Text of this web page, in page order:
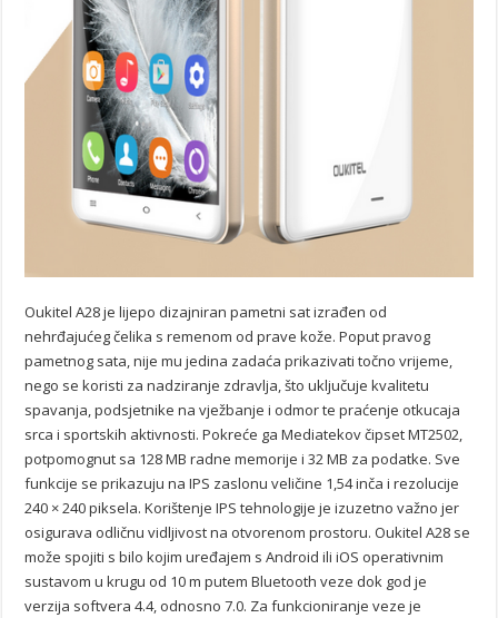
Oukitel A28 je lijepo dizajniran pametni sat izrađen od
nehrđajućeg čelika s remenom od prave kože. Poput pravog
pametnog sata, nije mu jedina zadaća prikazivati točno vrijeme,
nego se koristi za nadziranje zdravlja, što uključuje kvalitetu
spavanja, podsjetnike na vježbanje i odmor te praćenje otkucaja
srca i sportskih aktivnosti. Pokreće ga Mediatekov čipset MT2502,
potpomognut sa 128 MB radne memorije i 32 MB za podatke. Sve
funkcije se prikazuju na IPS zaslonu veličine 1,54 inča i rezolucije
240 × 240 piksela. Korištenje IPS tehnologije je izuzetno važno jer
osigurava odličnu vidljivost na otvorenom prostoru. Oukitel A28 se
može spojiti s bilo kojim uređajem s Android ili iOS operativnim
sustavom u krugu od 10 m putem Bluetooth veze dok god je
verzija softvera 4.4, odnosno 7.0. Za funkcioniranje veze je